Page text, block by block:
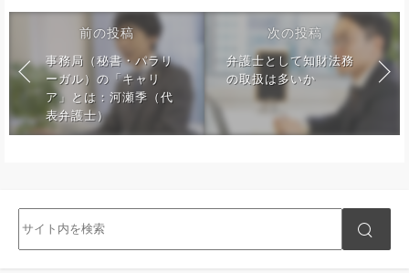
前の投稿
事務局（秘書・パラリ
ーガル）の「キャリ
ア」とは：河瀬季（代
表弁護士）
次の投稿
弁護士として知財法務
の取扱は多いか